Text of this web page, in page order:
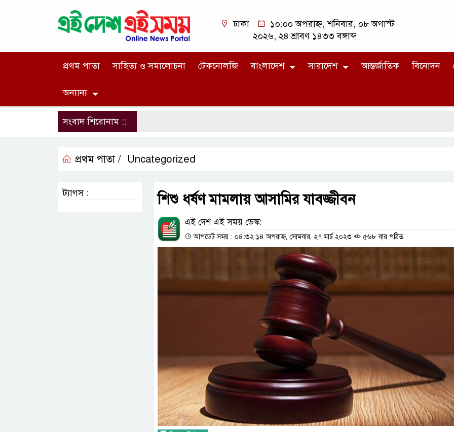
ঢাকা
১০:০০ অপরাহ্ন, শনিবার, ০৮ অগাস্ট
২০২৬, ২৪ শ্রাবণ ১৪৩৩ বঙ্গাব্দ
প্রথম পাতা সাহিত্য ও সমালোচনা টেকনোলজি বাংলাদেশ সারাদেশ আন্তর্জাতিক বিনোদন
অন্যান্য
সংবাদ শিরোনাম ::
প্রথম পাতা / Uncategorized
শিশু ধর্ষণ মামলায় আসামির যাবজ্জীবন
এই দেশ এই সময় ডেস্ক:
আপডেট সময় : ০৪:৩২:১৪ অপরাহ্ন, সোমবার, ২৭ মার্চ ২০২৩ ৫৬৮ বার পঠিত
ট্যাগস :